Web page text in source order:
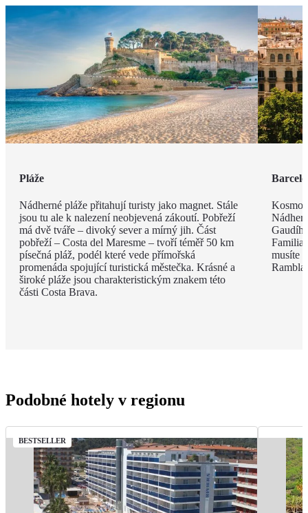
Pláže
Nádherné pláže přitahují turisty jako magnet. Stále
jsou tu ale k nalezení neobjevená zákoutí. Pobřeží
má dvě tváře – divoký sever a mírný jih. Část
pobřeží – Costa del Maresme – tvoří téměř 50 km
písečná pláž, podél které vede přímořská
promenáda spojující turistická městečka. Krásné a
široké pláže jsou charakteristickým znakem této
části Costa Brava.
Familia
musíte
Podobné hotely v regionu
BESTSELLER